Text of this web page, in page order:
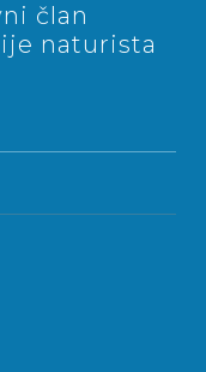
član
naturista